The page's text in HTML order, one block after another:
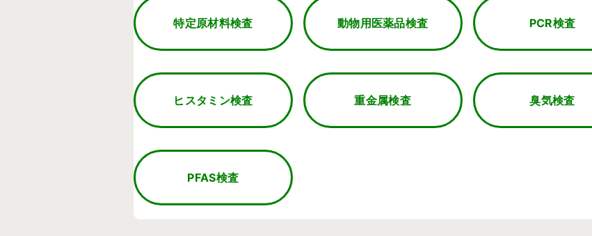
特定原材料検査 動物用医薬品検査 PCR検査
ヒスタミン検査 重金属検査 臭気検査
PFAS検査